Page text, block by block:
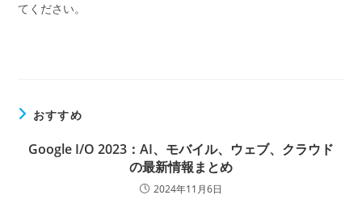
てください。
おすすめ
Google I/O 2023：AI、モバイル、ウェブ、クラウド
の最新情報まとめ
2024年11月6日